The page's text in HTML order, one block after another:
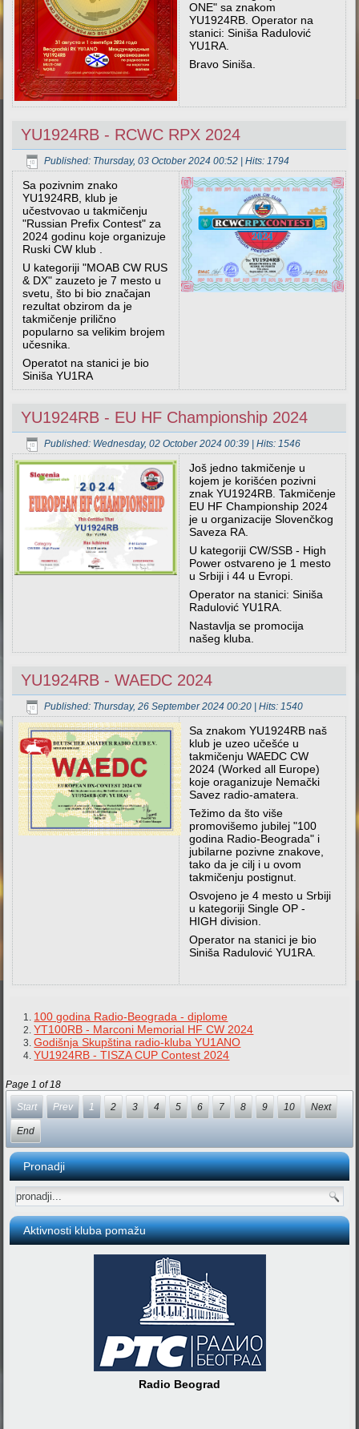
ONE" sa znakom
YU1924RB. Operator na
stanici: Siniša Radulović
YU1RA.
Bravo Siniša.
YU1924RB - RCWC RPX 2024
Published: Thursday, 03 October 2024 00:52 | Hits: 1794
Sa pozivnim znako
YU1924RB, klub je
učestvovao u takmičenju
"Russian Prefix Contest" za
2024 godinu koje organizuje
Ruski CW klub .
U kategoriji "MOAB CW RUS
& DX" zauzeto je 7 mesto u
svetu, što bi bio značajan
rezultat obzirom da je
takmičenje prilično
popularno sa velikim brojem
učesnika.
Operatot na stanici je bio
Siniša YU1RA
YU1924RB - EU HF Championship 2024
Published: Wednesday, 02 October 2024 00:39 | Hits: 1546
Još jedno takmičenje u
kojem je korišćen pozivni
znak YU1924RB. Takmičenje
EU HF Championship 2024
je u organizacije Slovenčkog
Saveza RA.
U kategoriji CW/SSB - High
Power ostvareno je 1 mesto
u Srbiji i 44 u Evropi.
Operator na stanici: Siniša
Radulović YU1RA.
Nastavlja se promocija
našeg kluba.
YU1924RB - WAEDC 2024
Published: Thursday, 26 September 2024 00:20 | Hits: 1540
Sa znakom YU1924RB naš
klub je uzeo učešće u
takmičenju WAEDC CW
2024 (Worked all Europe)
koje oraganizuje Nemački
Savez radio-amatera.
Težimo da što više
promovišemo jubilej "100
godina Radio-Beograda" i
jubilarne pozivne znakove,
tako da je cilj i u ovom
takmičenju postignut.
Osvojeno je 4 mesto u Srbiji
u kategoriji Single OP -
HIGH division.
Operator na stanici je bio
Siniša Radulović YU1RA.
100 godina Radio-Beograda - diplome
YT100RB - Marconi Memorial HF CW 2024
Godišnja Skupština radio-kluba YU1ANO
YU1924RB - TISZA CUP Contest 2024
Page 1 of 18
Start
Prev 1 2 3 4 5 6 7 8 9 10 Next
End
Pronadji
Aktivnosti kluba pomažu
Radio Beograd